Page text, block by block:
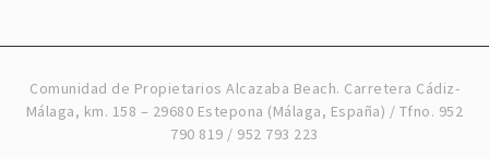
Comunidad de Propietarios Alcazaba Beach. Carretera Cádiz-
Málaga, km. 158 – 29680 Estepona (Málaga, España) / Tfno. 952
790 819 / 952 793 223